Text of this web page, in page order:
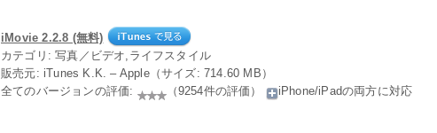
iMovie 2.2.8 (無料)
カテゴリ: 写真／ビデオ,ライフスタイル
販売元: iTunes K.K. – Apple（サイズ: 714.60 MB）
全てのバージョンの評価:
（9254件の評価） iPhone/iPadの両方に対応